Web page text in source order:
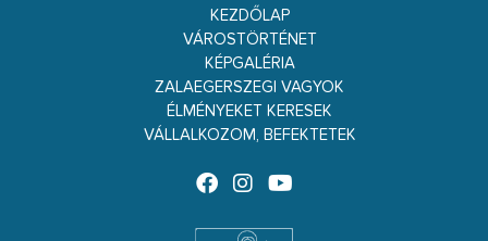
KEZDŐLAP
VÁROSTÖRTÉNET
KÉPGALÉRIA
ZALAEGERSZEGI VAGYOK
ÉLMÉNYEKET KERESEK
VÁLLALKOZOM, BEFEKTETEK